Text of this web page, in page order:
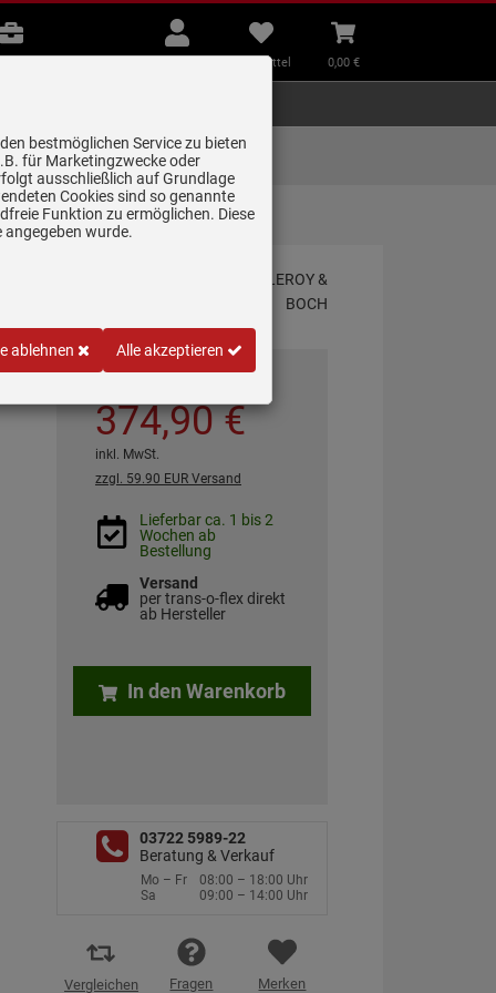
Beratung
Mein
Konto
Merkzettel
aufklappen
Merkzettel
Warenkorb
aufklappen
0,00 €
Lieferung zum
Wunschtermin
374,90 €
inkl. MwSt.
zzgl. 59.90 EUR Versand
Lieferbar ca. 1 bis 2
Wochen ab
Bestellung
Versand
per trans-o-flex direkt
ab Hersteller
In den Warenkorb
03722 5989-22
Beratung & Verkauf
Mo – Fr
08:00 – 18:00 Uhr
Sa
09:00 – 14:00 Uhr
Vergleichen Fragen Merken
bestmöglichen Service zu bieten
für Marketingzwecke oder
ausschließlich auf Grundlage
Cookies sind so genannte
Funktion zu ermöglichen. Diese
angegeben wurde.
ablehnen Alle akzeptieren